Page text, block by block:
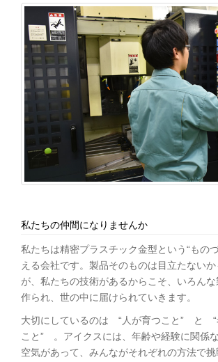
私たちの仲間になりませんか
私たちは精密プラスチック金型という“もの
える会社です。製品そのものは目立たない
が、私たちの技術があるからこそ、いろん
作られ、世の中に届けられていきます。
大切にしているのは “人が育つこと” と “
こと” 。アイクスには、年齢や経験に関係
空気があって、みんながそれぞれの方法で挑